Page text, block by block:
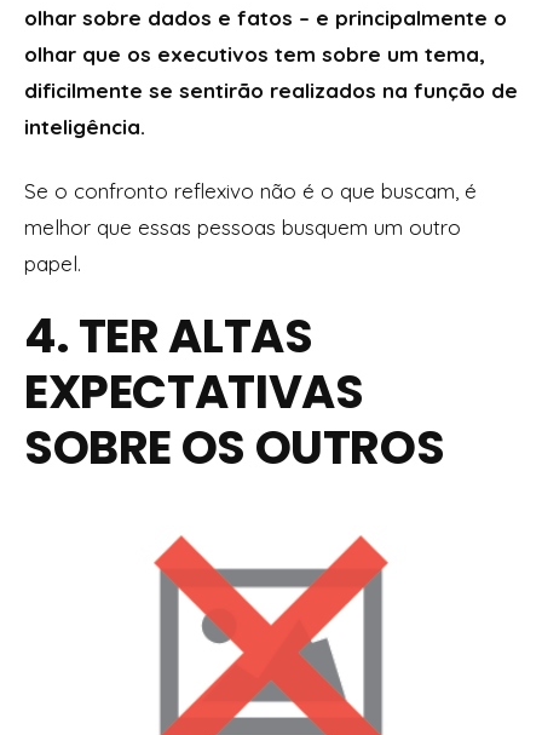
olhar sobre dados e fatos – e principalmente o
olhar que os executivos tem sobre um tema,
dificilmente se sentirão realizados na função de
inteligência.
Se o confronto reflexivo não é o que buscam, é
melhor que essas pessoas busquem um outro
papel.
4. TER ALTAS
EXPECTATIVAS
SOBRE OS OUTROS